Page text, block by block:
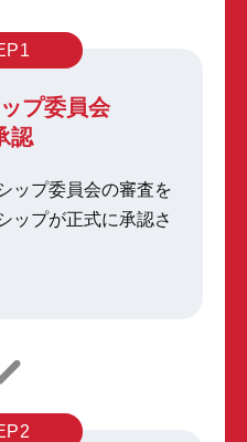
プ委員会
認
ップ委員会の審査を
ップが正式に承認さ